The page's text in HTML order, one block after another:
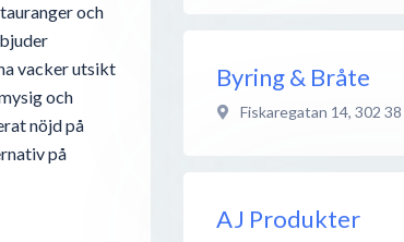
och
vacker utsikt
och
nöjd på
på
Byring & Bråte
Fiskaregatan 14, 302 38
AJ Produkter